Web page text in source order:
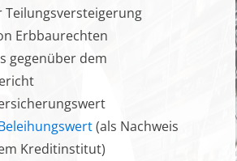
Teilungsversteigerung
Erbbaurechten
gegenüber dem
(als Nachweis
Kreditinstitut)